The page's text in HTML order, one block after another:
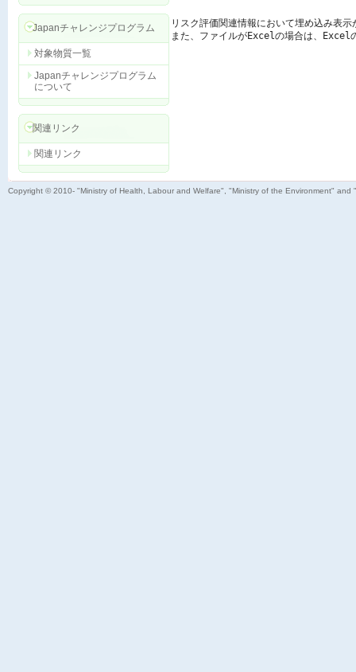
Japanチャレンジプログラム
対象物質一覧
Japanチャレンジプログラム
について
関連リンク
関連リンク
リスク評価関連情報において埋め込み表
また、ファイルがExcelの場合は、Excel
Copyright © 2010- "Ministry of Health, Labour and Welfare", "Ministry of the Environment"